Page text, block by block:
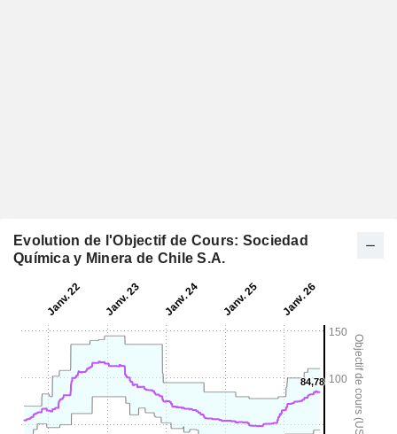
Evolution de l'Objectif de Cours: Sociedad
Química y Minera de Chile S.A.